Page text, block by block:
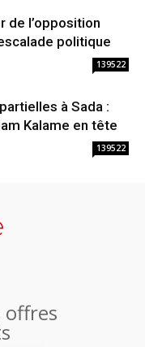
de l’opposition
politique
139522
à Sada :
Kalame en tête
139522
offres